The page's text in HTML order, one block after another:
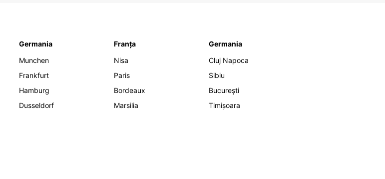
Germania
Munchen
Frankfurt
Hamburg
Dusseldorf
Franța
Nisa
Paris
Bordeaux
Marsilia
Germania
Cluj Napoca
Sibiu
București
Timișoara